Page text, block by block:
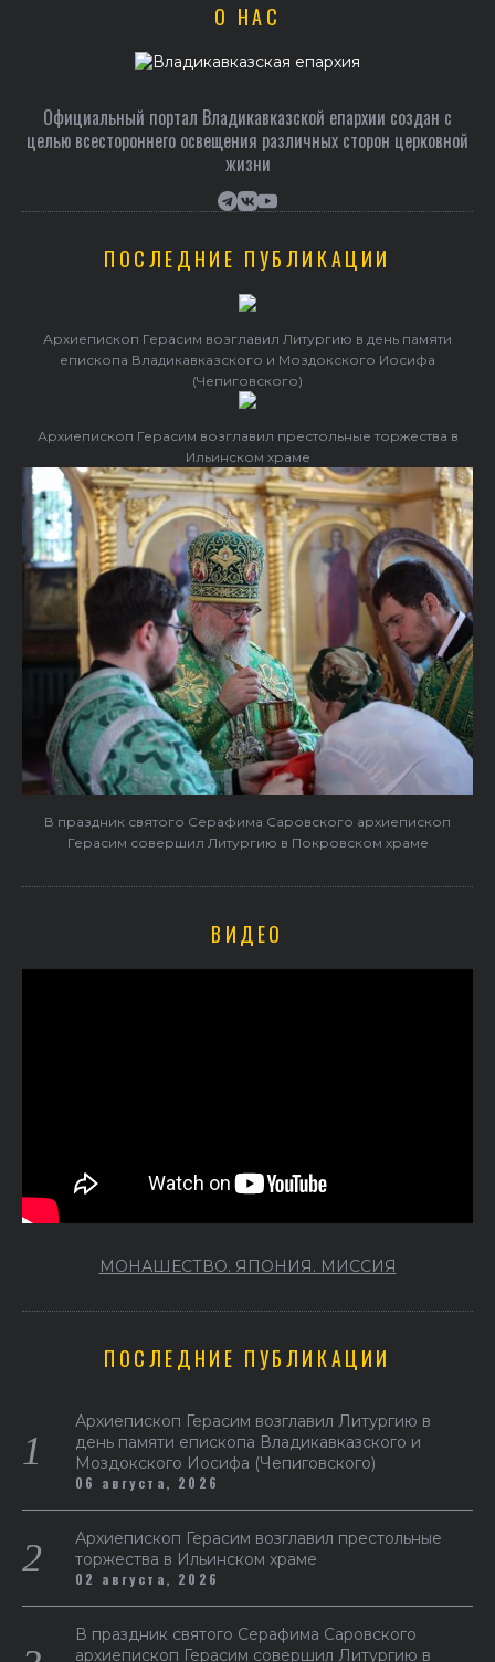
О НАС
Официальный портал Владикавказской епархии создан c
целью всестороннего освещения различных сторон церковной
жизни
ПОСЛЕДНИЕ ПУБЛИКАЦИИ
Архиепископ Герасим возглавил Литургию в день памяти
епископа Владикавказского и Моздокского Иосифа
(Чепиговского)
Архиепископ Герасим возглавил престольные торжества в
Ильинском храме
В праздник святого Серафима Саровского архиепископ
Герасим совершил Литургию в Покровском храме
ВИДЕО
МОНАШЕСТВО. ЯПОНИЯ. МИССИЯ
ПОСЛЕДНИЕ ПУБЛИКАЦИИ
Архиепископ Герасим возглавил Литургию в
день памяти епископа Владикавказского и
Моздокского Иосифа (Чепиговского)
06 августа, 2026
Архиепископ Герасим возглавил престольные
торжества в Ильинском храме
02 августа, 2026
В праздник святого Серафима Саровского
архиепископ Герасим совершил Литургию в